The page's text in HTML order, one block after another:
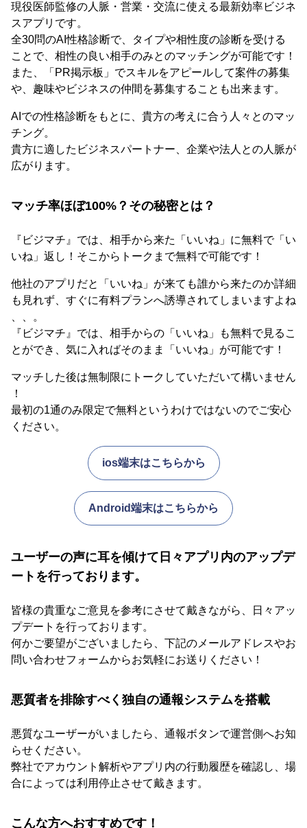
現役医師監修の人脈・営業・交流に使える最新効率ビジネ
スアプリです。
全30問のAI性格診断で、タイプや相性度の診断を受ける
ことで、相性の良い相手のみとのマッチングが可能です！
また、「PR掲示板」でスキルをアピールして案件の募集
や、趣味やビジネスの仲間を募集することも出来ます。
AIでの性格診断をもとに、貴方の考えに合う人々とのマッ
チング。
貴方に適したビジネスパートナー、企業や法人との人脈が
広がります。
マッチ率ほぼ100%？その秘密とは？
『ビジマチ』では、相手から来た「いいね」に無料で「い
いね」返し！そこからトークまで無料で可能です！
他社のアプリだと「いいね」が来ても誰から来たのか詳細
も見れず、すぐに有料プランへ誘導されてしまいますよね
、、。
『ビジマチ』では、相手からの「いいね」も無料で見るこ
とができ、気に入ればそのまま「いいね」が可能です！
マッチした後は無制限にトークしていただいて構いません
！
最初の1通のみ限定で無料というわけではないのでご安心
ください。
ios端末はこちらから
Android端末はこちらから
ユーザーの声に耳を傾けて日々アプリ内のアップデ
ートを行っております。
皆様の貴重なご意見を参考にさせて戴きながら、日々アッ
プデートを行っております。
何かご要望がございましたら、下記のメールアドレスやお
問い合わせフォームからお気軽にお送りください！
悪質者を排除すべく独自の通報システムを搭載
悪質なユーザーがいましたら、通報ボタンで運営側へお知
らせください。
弊社でアカウント解析やアプリ内の行動履歴を確認し、場
合によっては利用停止させて戴きます。
こんな方へおすすめです！